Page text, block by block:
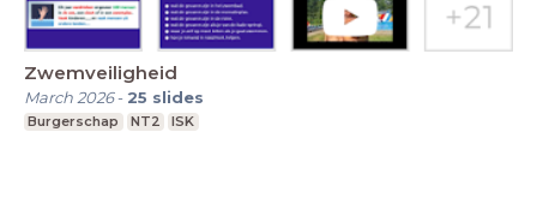
Zwemveiligheid
March 2026- 25 slides
Burgerschap NT2 ISK